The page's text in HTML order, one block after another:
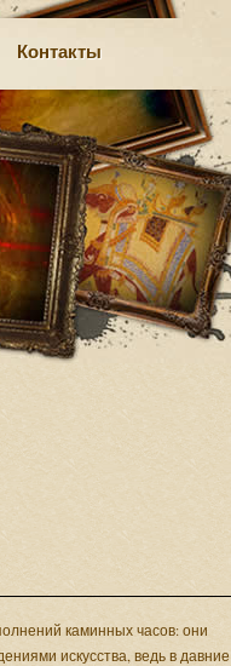
Контакты
каминных часов: они
искусства, ведь в давние